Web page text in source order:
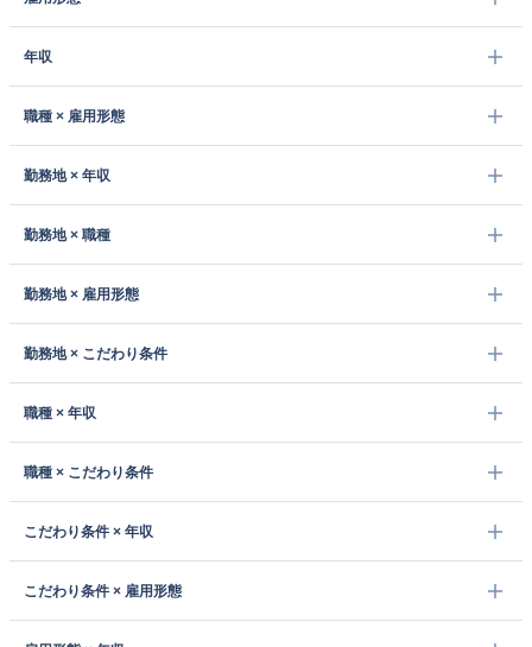
年収
職種 × 雇用形態
勤務地 × 年収
勤務地 × 職種
勤務地 × 雇用形態
勤務地 × こだわり条件
職種 × 年収
職種 × こだわり条件
こだわり条件 × 年収
こだわり条件 × 雇用形態